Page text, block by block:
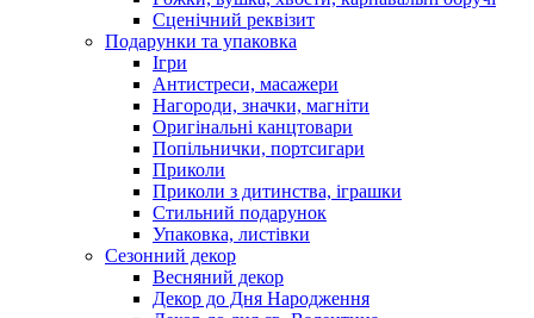
Сценічний реквізит
Подарунки та упаковка
Ігри
Антистреси, масажери
Нагороди, значки, магніти
Оригінальні канцтовари
Попільнички, портсигари
Приколи
Приколи з дитинства, іграшки
Стильний подарунок
Упаковка, листівки
Сезонний декор
Весняний декор
Декор до Дня Народження